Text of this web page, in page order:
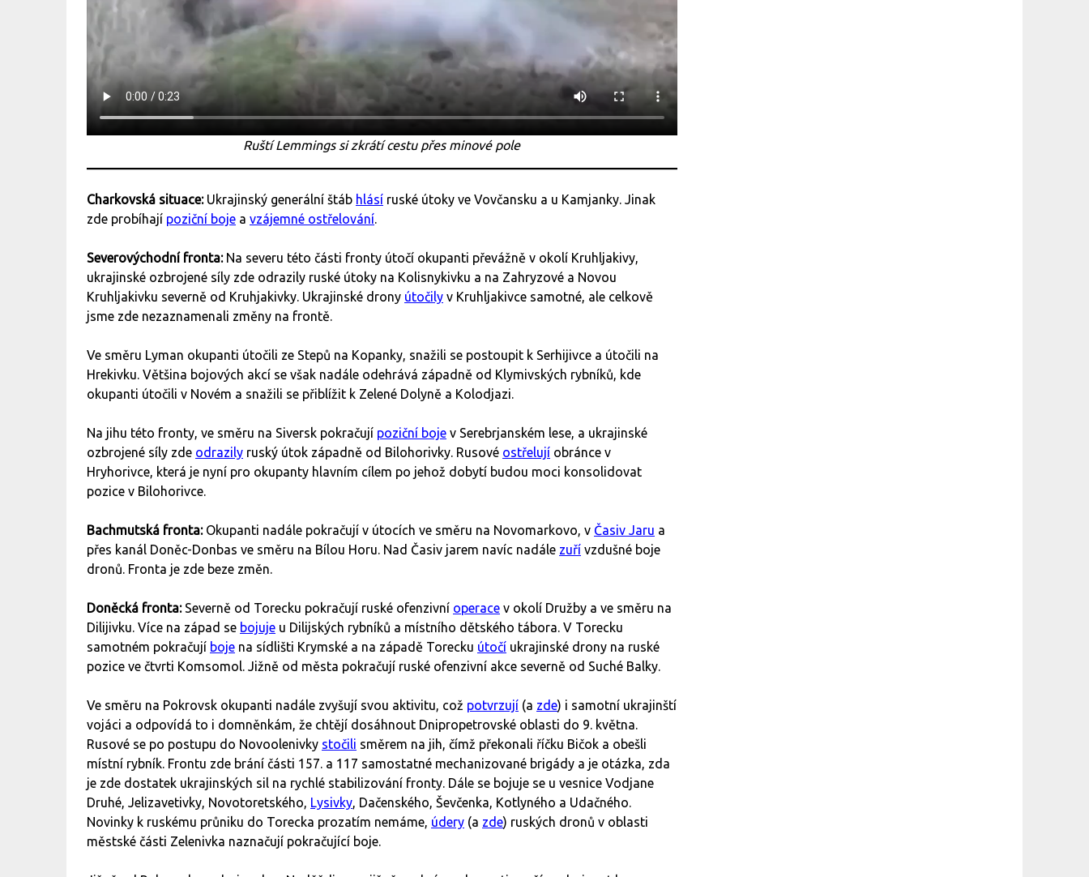
Ruští Lemmings si zkrátí cestu přes minové pole
Charkovská situace: Ukrajinský generální štáb hlásí ruské útoky ve Vovčansku a u Kamjanky. Jinak
zde probíhají poziční boje a vzájemné ostřelování.
Severovýchodní fronta: Na severu této části fronty útočí okupanti převážně v okolí Kruhljakivy,
ukrajinské ozbrojené síly zde odrazily ruské útoky na Kolisnykivku a na Zahryzové a Novou
Kruhljakivku severně od Kruhjakivky. Ukrajinské drony útočily v Kruhljakivce samotné, ale celkově
jsme zde nezaznamenali změny na frontě.
Ve směru Lyman okupanti útočili ze Stepů na Kopanky, snažili se postoupit k Serhijivce a útočili na
Hrekivku. Většina bojových akcí se však nadále odehrává západně od Klymivských rybníků, kde
okupanti útočili v Novém a snažili se přiblížit k Zelené Dolyně a Kolodjazi.
Na jihu této fronty, ve směru na Siversk pokračují poziční boje v Serebrjanském lese, a ukrajinské
ozbrojené síly zde odrazily ruský útok západně od Bilohorivky. Rusové ostřelují obránce v
Hryhorivce, která je nyní pro okupanty hlavním cílem po jehož dobytí budou moci konsolidovat
pozice v Bilohorivce.
Bachmutská fronta: Okupanti nadále pokračují v útocích ve směru na Novomarkovo, v Časiv Jaru a
přes kanál Doněc-Donbas ve směru na Bílou Horu. Nad Časiv jarem navíc nadále zuří vzdušné boje
dronů. Fronta je zde beze změn.
Doněcká fronta: Severně od Torecku pokračují ruské ofenzivní operace v okolí Družby a ve směru na
Dilijivku. Více na západ se bojuje u Dilijských rybníků a místního dětského tábora. V Torecku
samotném pokračují boje na sídlišti Krymské a na západě Torecku útočí ukrajinské drony na ruské
pozice ve čtvrti Komsomol. Jižně od města pokračují ruské ofenzivní akce severně od Suché Balky.
Ve směru na Pokrovsk okupanti nadále zvyšují svou aktivitu, což potvrzují (a zde) i samotní ukrajinští
vojáci a odpovídá to i domněnkám, že chtějí dosáhnout Dnipropetrovské oblasti do 9. května.
Rusové se po postupu do Novoolenivky stočili směrem na jih, čímž překonali říčku Bičok a obešli
místní rybník. Frontu zde brání části 157. a 117 samostatné mechanizované brigády a je otázka, zda
je zde dostatek ukrajinských sil na rychlé stabilizování fronty. Dále se bojuje se u vesnice Vodjane
Druhé, Jelizavetivky, Novotoretského, Lysivky, Dačenského, Ševčenka, Kotlyného a Udačného.
Novinky k ruskému průniku do Torecka prozatím nemáme, údery (a zde) ruských dronů v oblasti
městské části Zelenivka naznačují pokračující boje.